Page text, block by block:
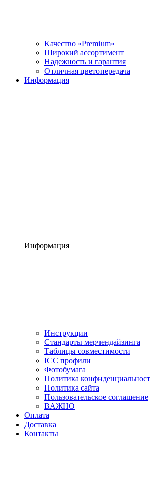
Качество «Premium»
Широкий ассортимент
Надежность и гарантия
Отличная цветопередача
Информация
Информация
Инструкции
Стандарты мерчендайзинга
Таблицы совместимости
ICC профили
Фотобумага
Политика
Политика сайта
Пользовательское соглашение
ВАЖНО
Оплата
Доставка
Контакты